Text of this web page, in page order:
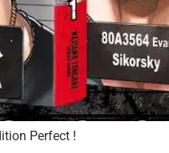
Perfect !